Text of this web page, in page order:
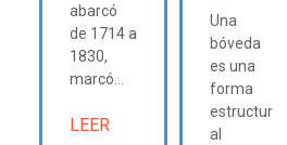
abarcó
de 1714 a
1830,
marcó...
LEER
Una
bóveda
es una
forma
estructur
al